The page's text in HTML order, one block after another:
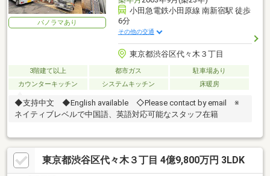
パノラマあり
小田急電鉄小田原線 南新宿駅 徒歩
6分
その他の交通
東京都渋谷区代々木３丁目
3階建て以上 都市ガス
駐車場あり
カウンターキッチン
システムキッチン 床暖房
◆支持中文 ◆English available ◇Please contact by email ※
ネイティブレベルで中国語、英語対応可能なスタッフ在籍
東京都渋谷区代々木３丁目 4億9,800万円 3LDK